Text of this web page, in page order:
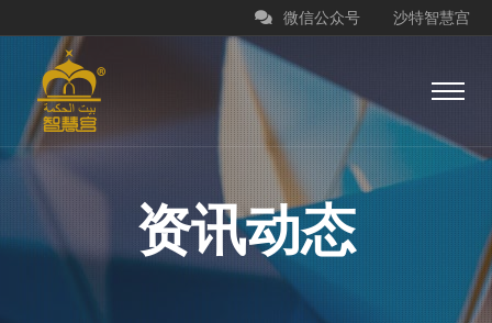
沙特智慧宫
微信公众号
资讯动态